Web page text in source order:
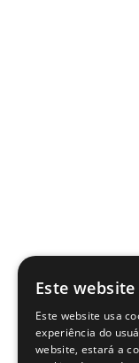
Este
Este website usa
experiência do
website, estará a